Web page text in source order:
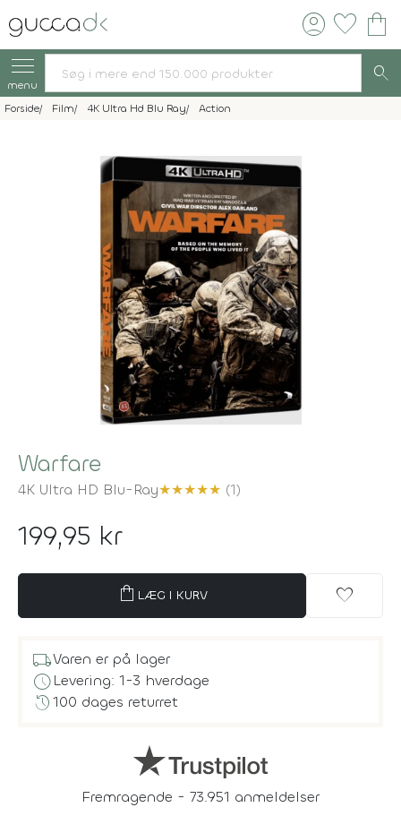
account_circle favorite shopping_bag
menu search
Forside Film 4K Ultra Hd Blu Ray Action
Warfare
4K Ultra HD Blu-Ray★★★★★ (1)
199,95 kr
shopping_bag LÆG I KURV favorite
local_shippingVaren er på lager
scheduleLevering: 1-3 hverdage
history100 dages returret
Fremragende - 73.951 anmeldelser